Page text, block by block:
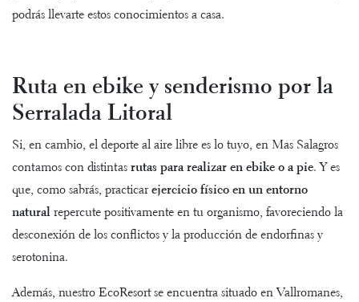
podrás llevarte estos conocimientos a casa.
Ruta en ebike y senderismo por la
Serralada Litoral
Si, en cambio, el deporte al aire libre es lo tuyo, en Mas Salagros
contamos con distintas rutas para realizar en ebike o a pie. Y es
que, como sabrás, practicar ejercicio físico en un entorno
natural repercute positivamente en tu organismo, favoreciendo la
desconexión de los conflictos y la producción de endorfinas y
serotonina.
Además, nuestro EcoResort se encuentra situado en Vallromanes,